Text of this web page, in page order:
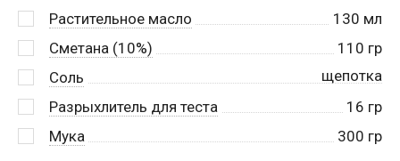
Растительное масло
130 мл
Сметана (10%)
110 гр
Соль
щепотка
Разрыхлитель для теста
16 гр
Мука
300 гр